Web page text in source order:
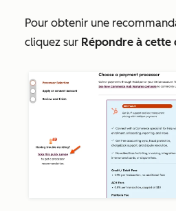
Pour obtenir une
cliquez sur Répondre à